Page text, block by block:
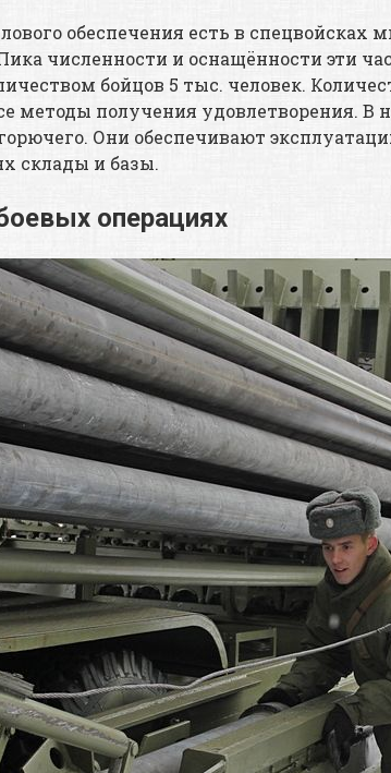
обеспечения есть в спецвойсках
численности и оснащённости эти
бойцов 5 тыс. человек.
методы получения удовлетворения. В
Они обеспечивают
склады и базы.
операциях